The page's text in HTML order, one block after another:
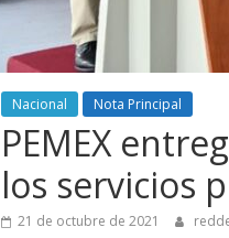
Nacional Nota Principal
PEMEX
los servicios
21 de octubre de 2021